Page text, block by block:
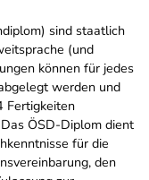
sind staatlich
(und
können für jedes
werden und
Fertigkeiten
ÖSD-Diplom dient
für die
den